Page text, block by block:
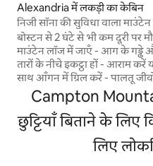
Alexandria में लकड़ी का केबिन
निजी सॉना की सुविधा वाला
बोस्टन से 2 घंटे से भी कम दूरी पर
माउंटेन लॉज में जाएँ - आग के गड्ढे और बगीचे के पास
तारों के नीचे इकट्ठा हों - आराम करें
साथ आँगन में ग्रिल करें - पालतू
अनुकूल कार्यशील होमस्टेड का
रैग्ड और टेनी माउंटेन पर स्कीइंग करें -
कार्डिगन माउंटेन स्टेट पार्क,
के आस-पास हाइकिंग, बाइकिंग और
केबिन देखने के लिए मेरी Airbnb
Campton
छुट्टियाँ बिताने के लिए
लिए